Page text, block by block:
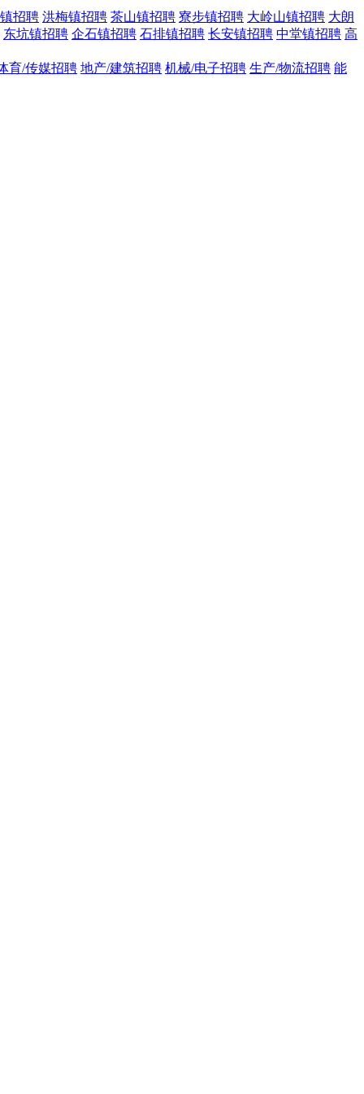
招聘 洪梅镇招聘 茶山镇招聘 寮步镇招聘 大岭山镇招聘 大朗
东坑镇招聘 企石镇招聘 石排镇招聘 长安镇招聘 中堂镇招聘 高
育/传媒招聘 地产/建筑招聘 机械/电子招聘 生产/物流招聘 能